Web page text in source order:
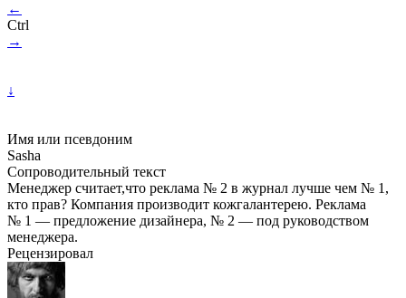
←
Ctrl
→
↓
Имя или псевдоним
Sasha
Сопроводительный текст
Менеджер считает,что реклама № 2 в журнал лучше чем № 1,
кто прав? Компания производит кожгалантерею. Реклама
№ 1 — предложение дизайнера, № 2 — под руководством
менеджера.
Рецензировал